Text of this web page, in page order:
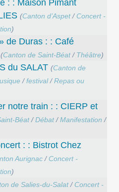
: : Maison Pimant
(Canton d’Aspet/ Concert -
)
de Duras : : Café
(Canton de Saint-Béat/ Théâtre)
du SALAT (Canton de
/festival/Repas ou
notre train : : CIERP et
Béat/Débat/Manifestation /
: : Bistrot Chez
Aurignac/ Concert -
)
de Salies-du-Salat/ Concert -